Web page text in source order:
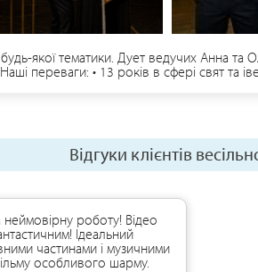
якої тематики. Дует ведучих Анна та
переваги: • 13 років в сфері свят та
Відгуки клієнтів
роботу! Відео
Ідеальний
частинами і музичними
особливого шарму.